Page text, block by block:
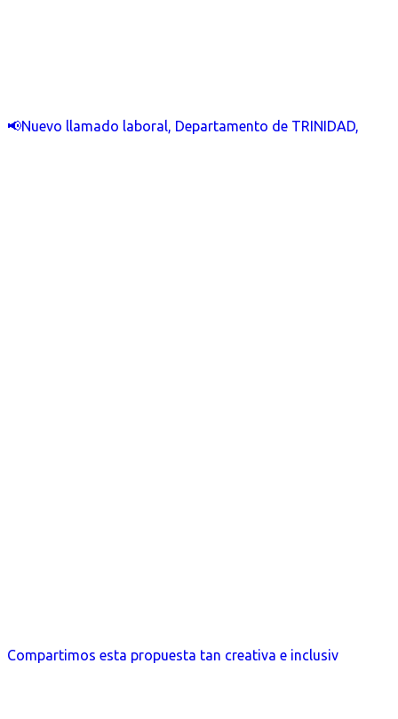
📢Nuevo llamado laboral, Departamento de TRINIDAD,
Compartimos esta propuesta tan creativa e inclusiv